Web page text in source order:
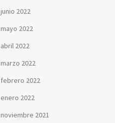
junio 2022
mayo 2022
abril 2022
marzo 2022
febrero 2022
enero 2022
noviembre 2021